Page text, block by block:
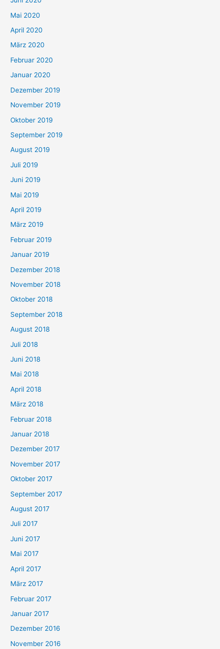
Mai 2020
April 2020
März 2020
Februar 2020
Januar 2020
Dezember 2019
November 2019
Oktober 2019
September 2019
August 2019
Juli 2019
Juni 2019
Mai 2019
April 2019
März 2019
Februar 2019
Januar 2019
Dezember 2018
November 2018
Oktober 2018
September 2018
August 2018
Juli 2018
Juni 2018
Mai 2018
April 2018
März 2018
Februar 2018
Januar 2018
Dezember 2017
November 2017
Oktober 2017
September 2017
August 2017
Juli 2017
Juni 2017
Mai 2017
April 2017
März 2017
Februar 2017
Januar 2017
Dezember 2016
November 2016